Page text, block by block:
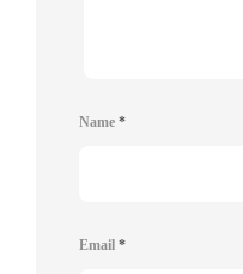
Name *
Email *